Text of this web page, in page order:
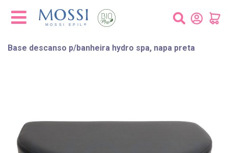
Base descanso p/banheira hydro spa, napa preta